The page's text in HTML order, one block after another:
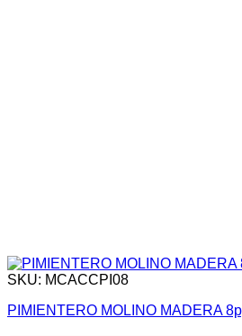
SKU: MCACCPI08
PIMIENTERO MOLINO MADERA